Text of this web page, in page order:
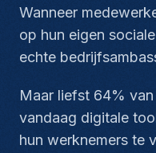
Wanneer
op hun eigen
echte
Maar liefst 64%
vandaag digitale
hun werknemers te